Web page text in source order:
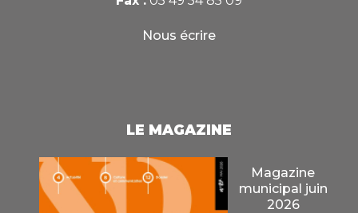
Nous écrire
LE MAGAZINE
Magazine
municipal juin
2026